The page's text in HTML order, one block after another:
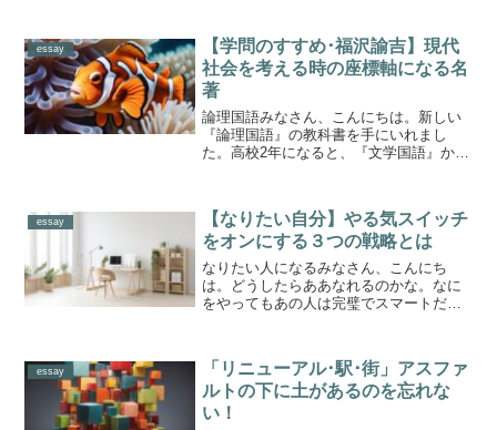
せん。しかしあんまりひねくり回してし
まっては元も子もないので...
essay
【学問のすすめ･福沢諭吉】現代
社会を考える時の座標軸になる名
著
論理国語みなさん、こんにちは。新しい
『論理国語』の教科書を手にいれまし
た。高校2年になると、『文学国語』か
論理性を身につけるという、グローバル
時代の要請に基づいて構築...
essay
【なりたい自分】やる気スイッチ
をオンにする３つの戦略とは
なりたい人になるみなさん、こんにち
は。どうしたらああなれるのかな。なに
をやってもあの人は完璧でスマートだも
秘密をなんとか見つけようとしても、よ
くわからない。やっぱり人間...
essay
「リニューアル･駅･街」アスファ
ルトの下に土があるのを忘れな
い！